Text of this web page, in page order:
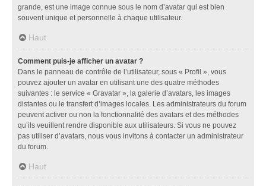
grande, est une image connue sous le nom d’avatar qui est bien
souvent unique et personnelle à chaque utilisateur.
Haut
Comment puis-je afficher un avatar ?
Dans le panneau de contrôle de l’utilisateur, sous « Profil », vous
pouvez ajouter un avatar en utilisant une des quatre méthodes
suivantes : le service « Gravatar », la galerie d’avatars, les images
distantes ou le transfert d’images locales. Les administrateurs du forum
peuvent activer ou non la fonctionnalité des avatars et des méthodes
qu’ils veuillent rendre disponible aux utilisateurs. Si vous ne pouvez
pas utiliser d’avatars, nous vous invitons à contacter un administrateur
du forum.
Haut